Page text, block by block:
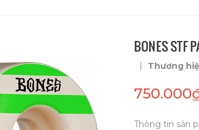
BONES STF
| Thương
Thông tin sản